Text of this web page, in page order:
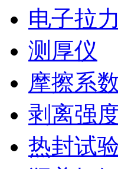
电子拉
测厚仪
摩擦系
剥离强
热封试